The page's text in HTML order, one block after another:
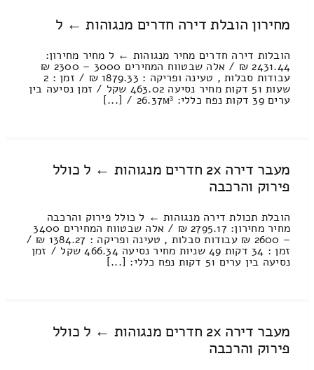
מחירון הובלת דירה חדרים מנגוהות ← ל
הובלות דירה חדרים מחיר מנגוהות ← ל מחיר מחירון:
2431.44 ₪ / אלה שבטווח המחירים 3000 – 2300 ₪
עבודות סבלות , טעינה ופריקה : 1879.33 ₪ / זמן : 2
שעות 51 דקות מחיר נסיעה 463.02 שקל / זמן נסיעה בין
ערים 39 דקות נפח כללי: 26.37м³ / [...]
מעבר דירה 2x חדרים מנגוהות ← ל כולל
פירוק והרכבה
הובלת תכולת דירה מנגוהות ← ל כולל פירוק והרכבה
מחיר מחירון: 2795.17 ₪ / אלה שבטווח המחירים 3400
– 2600 ₪ עבודות סבלות , טעינה ופריקה : 1384.27 ₪ /
זמן : 34 דקות 49 שניות מחיר נסיעה 466.34 שקל / זמן
נסיעה בין ערים 51 דקות נפח כללי: [...]
מעבר דירה 2x חדרים מנגוהות ← ל כולל
פירוק והרכבה